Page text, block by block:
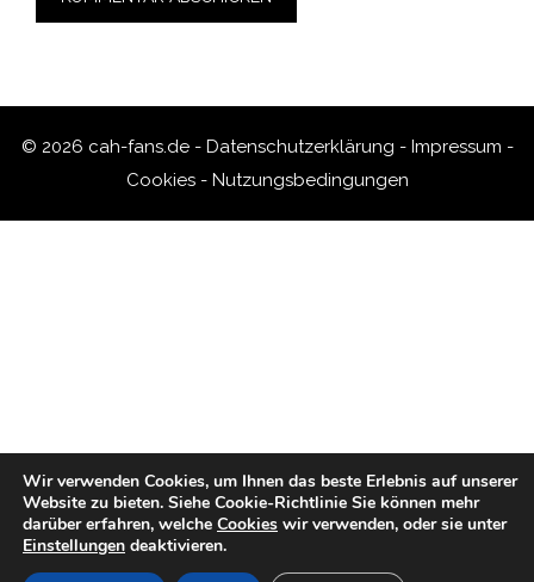
© 2026 cah-fans.de - Datenschutzerklärung - Impressum -
Cookies- Nutzungsbedingungen
Wir verwenden Cookies, um Ihnen das beste Erlebnis auf unserer
Website zu bieten. Siehe Cookie-Richtlinie Sie können mehr
darüber erfahren, welche Cookies wir verwenden, oder sie unter
Einstellungen deaktivieren.